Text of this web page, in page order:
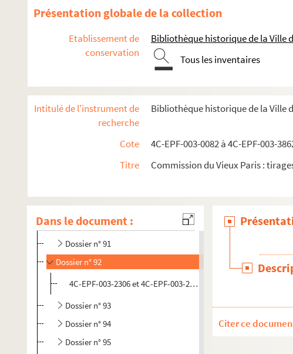
Présentation globale de la collection
Etablissement de
conservation
Bibliothèque historique de la Ville
Tous les inventaires
Intitulé de l'instrument de
recherche
Bibliothèque historique de la Ville
Cote
4C-EPF-003-0082 à 4C-EPF-003-
Titre
Commission du Vieux Paris :
Dans le document :
Dossier n° 76
Dossier n° 77 bis
Dossier n° 81
Dossier n° 82
Dossier n° 89
Dossier n° 90
Dossier n° 91
Dossier n° 92
4C-EPF-003-2306 et 4C-EPF-003-2307. Lansiaux, Charles
Dossier n° 93
Dossier n° 94
Dossier n° 95
Citer ce